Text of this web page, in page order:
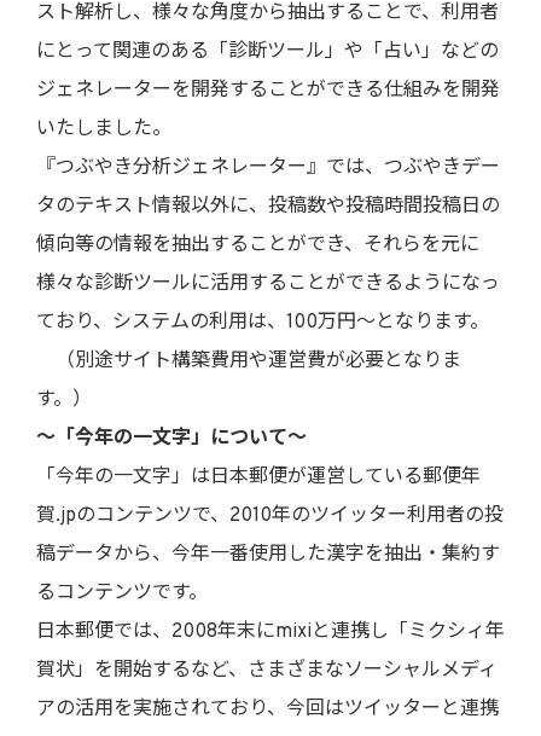
スト解析し、様々な角度から抽出することで、利用者
にとって関連のある「診断ツール」や「占い」などの
ジェネレーターを開発することができる仕組みを開発
いたしました。
『つぶやき分析ジェネレーター』では、つぶやきデー
タのテキスト情報以外に、投稿数や投稿時間投稿日の
傾向等の情報を抽出することができ、それらを元に
様々な診断ツールに活用することができるようになっ
ており、システムの利用は、100万円～となります。
（別途サイト構築費用や運営費が必要となりま
す。）
～「今年の一文字」について～
「今年の一文字」は日本郵便が運営している郵便年
賀.jpのコンテンツで、2010年のツイッター利用者の投
稿データから、今年一番使用した漢字を抽出・集約す
るコンテンツです。
日本郵便では、2008年末にmixiと連携し「ミクシィ年
賀状」を開始するなど、さまざまなソーシャルメディ
アの活用を実施されており、今回はツイッターと連携